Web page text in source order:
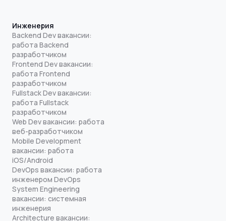
Инженерия
Backend Dev вакансии:
работа Backend
разработчиком
Frontend Dev вакансии:
работа Frontend
разработчиком
Fullstack Dev вакансии:
работа Fullstack
разработчиком
Web Dev вакансии: работа
веб-разработчиком
Mobile Development
вакансии: работа
iOS/Android
DevOps вакансии: работа
инженером DevOps
System Engineering
вакансии: системная
инженерия
Architecture вакансии: